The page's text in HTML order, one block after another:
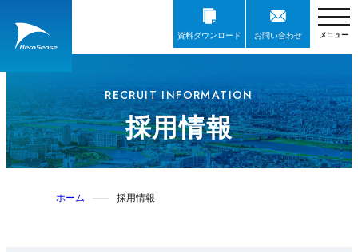
資料ダウンロード お問い合わせ
RECRUIT INFORMATION
採用情報
ホーム 採用情報